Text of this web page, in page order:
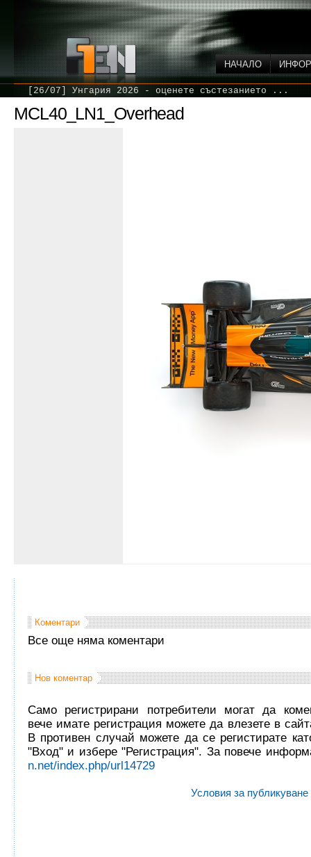
НАЧАЛО
[26/07] Унгария 2026 - оценете състезанието ...
MCL40_LN1_Overhead
Коментари
Все още няма коментари
Нов коментар
Само регистрирани потребители могат да
вече имате регистрация можете да влезете в
В противен случай можете да се регистирате
"Вход" и избере "Регистрация". За повече
n.net/index.php/url14729
Условия за